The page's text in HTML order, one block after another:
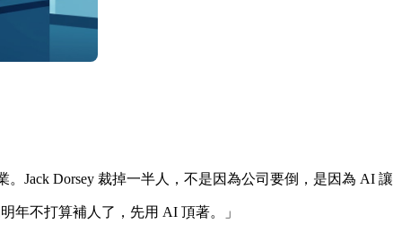
Jack Dorsey 裁掉一半人，不是因為公司要倒，是因為 AI
年不打算補人了，先用 AI 頂著。」